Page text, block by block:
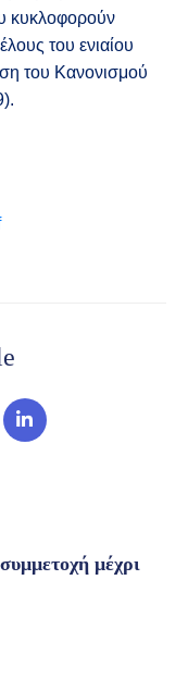
κυκλοφορούν
του ενιαίου
του Κανονισμού
μέχρι